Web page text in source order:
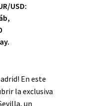
En este
la exclusiva
un
USD: